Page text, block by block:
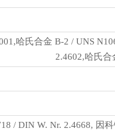
哈氏合金 B-2 / UNS
2.4602,哈氏合
/ DIN W. Nr. 2.4668, 因